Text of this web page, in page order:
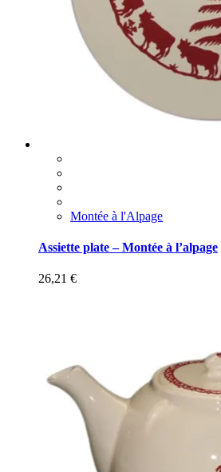
Montée à l'Alpage
Assiette plate – Montée à l’alpage
26,21 €